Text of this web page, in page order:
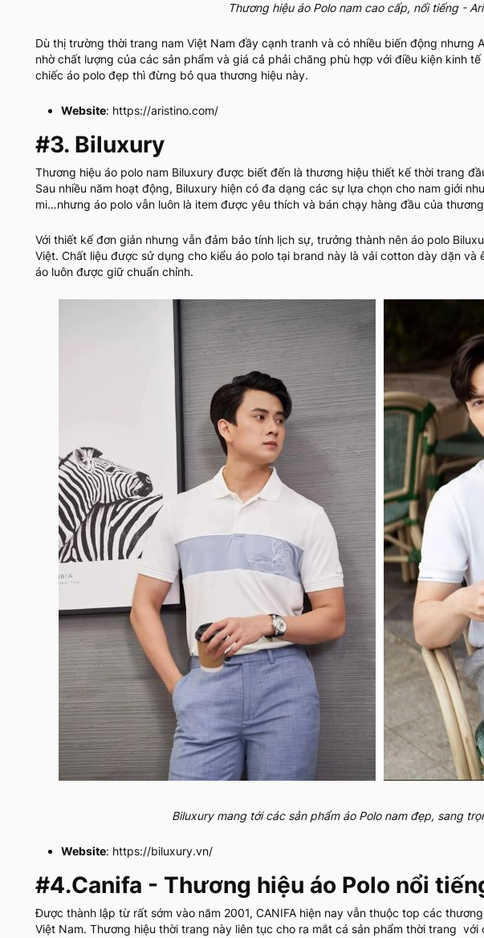
Thương hiệu áo Polo nam cao cấp, nổi tiếng -
Dù thị trường thời trang nam Việt Nam đầy cạnh tranh và có nhiều biến động nhưng
nhờ chất lượng của các sản phẩm và giá cả phải chăng phù hợp với điều kiện kinh
chiếc áo polo đẹp thì đừng bỏ qua thương hiệu này.
Website: https://aristino.com/
#3. Biluxury
Thương hiệu áo polo nam Biluxury được biết đến là thương hiệu thiết kế thời trang
Sau nhiều năm hoạt động, Biluxury hiện có đa dạng các sự lựa chọn cho nam giới
mi…nhưng áo polo vẫn luôn là item được yêu thích và bán chạy hàng đầu của
Với thiết kế đơn giản nhưng vẫn đảm bảo tính lịch sự, trưởng thành nên áo polo
Việt. Chất liệu được sử dụng cho kiểu áo polo tại brand này là vải cotton dày dặn và
áo luôn được giữ chuẩn chỉnh.
Biluxury mang tới các sản phẩm áo Polo nam đẹp, sang
Website: https://biluxury.vn/
#4.Canifa - Thương hiệu áo Polo nổi
Được thành lập từ rất sớm vào năm 2001, CANIFA hiện nay vẫn thuộc top các
Việt Nam. Thương hiệu thời trang này liên tục cho ra mắt cá sản phẩm thời trang